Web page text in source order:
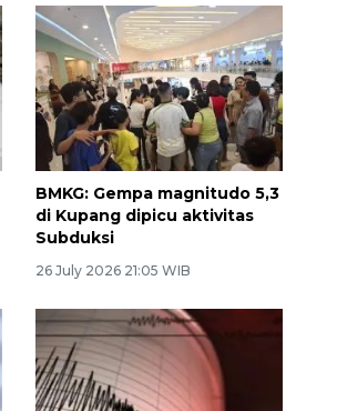
BMKG: Gempa magnitudo 5,3
di Kupang dipicu aktivitas
Subduksi
26 July 2026 21:05 WIB